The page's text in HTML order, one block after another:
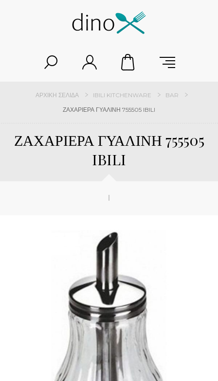
ΑΡΧΙΚΉ ΣΕΛΊΔΑ IBILI KITCHENWARE
BAR
ΖΑΧΑΡΙΕΡΑ ΓΥΑΛΙΝΗ 755505 IBILI
ΖΑΧΑΡΙΕΡΑ ΓΥΑΛΙΝΗ 755505
IBILI